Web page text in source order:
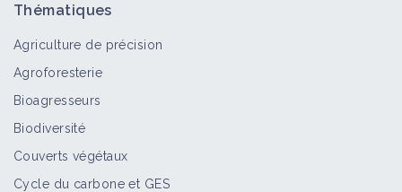
Thématiques
Agriculture de précision
Agroforesterie
Bioagresseurs
Biodiversité
Couverts végétaux
Cycle du carbone et GES